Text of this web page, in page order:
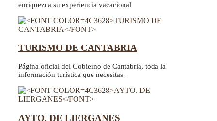
enriquezca su experiencia vacacional
TURISMO DE CANTABRIA
Página oficial del Gobierno de Cantabria, toda la
información turística que necesitas.
AYTO. DE LIERGANES